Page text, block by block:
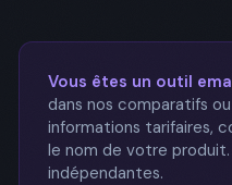
Vous êtes un outil
dans nos comparatifs
informations tarifaires,
le nom de votre
indépendantes.